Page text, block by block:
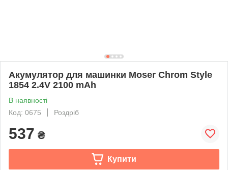
Акумулятор для машинки Moser Chrom Style
1854 2.4V 2100 mAh
В наявності
Код: 0675
Роздріб
537 ₴
Купити